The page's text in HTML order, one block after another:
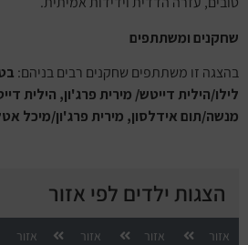
שחקנים ומשתתפים
בהצגה זו משתתפים שחקנים רבים בניהם:
לילו/הילית דייטש/ מירית פרג'ון, הילית
מנשה/תום אידלסון, מירית פרג'ון/מיכל
הצגות ילדים לפי אזור
אזור
אזור
אזור
אזור